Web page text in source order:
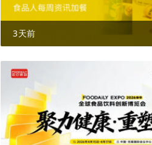
3天前